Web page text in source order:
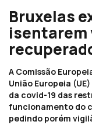
Bruxelas
isentarem
A Comissão
União Europeia
da covid-19 das
funcionamento do
pedindo porém